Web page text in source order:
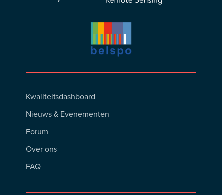
Footer
Menu
Kwaliteitsdashboard
Nieuws & Evenementen
Forum
Over ons
FAQ